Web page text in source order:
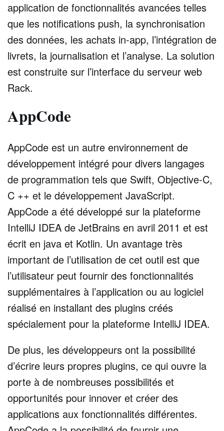
application de fonctionnalités avancées telles
que les notifications push, la synchronisation
des données, les achats in-app, l’intégration de
livrets, la journalisation et l’analyse. La solution
est construite sur l’interface du serveur web
Rack.
AppCode
AppCode est un autre environnement de
développement intégré pour divers langages
de programmation tels que Swift, Objective-C,
C ++ et le développement JavaScript.
AppCode a été développé sur la plateforme
IntelliJ IDEA de JetBrains en avril 2011 et est
écrit en java et Kotlin. Un avantage très
important de l’utilisation de cet outil est que
l’utilisateur peut fournir des fonctionnalités
supplémentaires à l’application ou au logiciel
réalisé en installant des plugins créés
spécialement pour la plateforme IntelliJ IDEA.
De plus, les développeurs ont la possibilité
d’écrire leurs propres plugins, ce qui ouvre la
porte à de nombreuses possibilités et
opportunités pour innover et créer des
applications aux fonctionnalités différentes.